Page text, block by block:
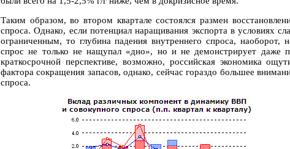
Таким образом, во втором квартале состоялся размен
спроса. Однако, если потенциал наращивания экспорта в условиях
ограниченным, то глубина падения внутреннего спроса,
спрос не только не нащупал «дно», но и не демонстрирует даже
краткосрочной перспективе, возможно, российская экономика
фактора сокращения запасов, однако, сейчас гораздо большее
спроса.